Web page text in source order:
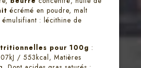
écrémé en poudre, malt
émulsifiant : lécithine de
pour 100g :
/ 553kcal, Matières